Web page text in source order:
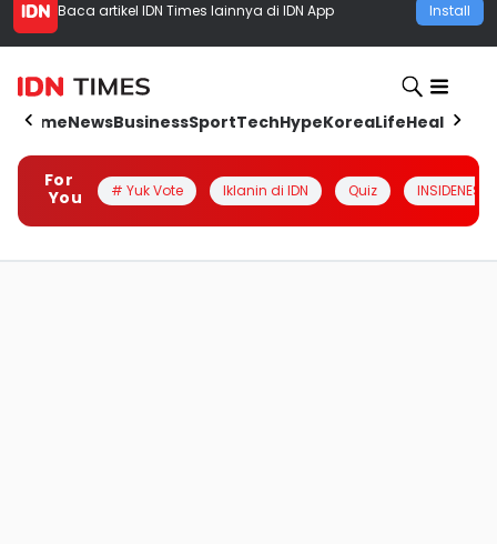
Baca artikel IDN Times lainnya di IDN App Install
HomeNewsBusinessSportTechHypeKoreaLifeHealth
For
You
# Yuk Vote Iklanin di IDN Quiz INSIDENESIA